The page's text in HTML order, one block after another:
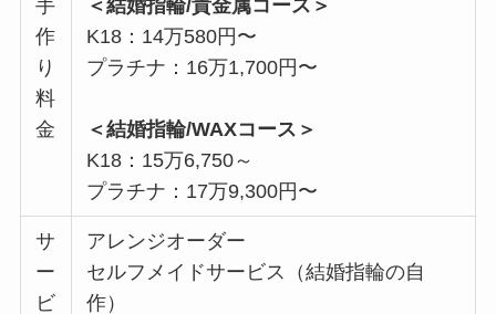
手
作
り
料
金
＜結婚指輪/貴金属コース＞
K18：14万580円〜
プラチナ：16万1,700円〜
＜結婚指輪/WAXコース＞
K18：15万6,750～
プラチナ：17万9,300円〜
サ
ー
ビ
アレンジオーダー
セルフメイドサービス（結婚指輪の自
作）